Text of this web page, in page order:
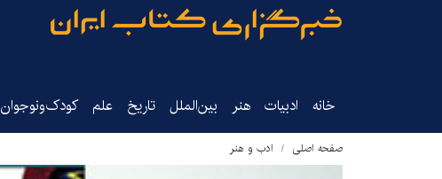
خانه ادبیات هنر بین‌الملل تاریخ‌ علم کودک‌ونوجوان
صفحه اصلی ادب و هنر